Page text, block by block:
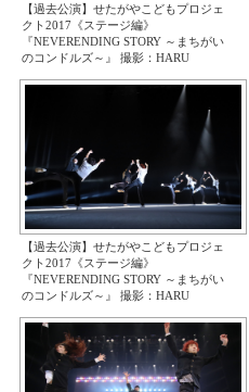
【過去公演】せたがやこどもプロジェ
クト2017《ステージ編》
『NEVERENDING STORY ～まちがい
のコンドルズ～』 撮影：HARU
【過去公演】せたがやこどもプロジェ
クト2017《ステージ編》
『NEVERENDING STORY ～まちがい
のコンドルズ～』 撮影：HARU